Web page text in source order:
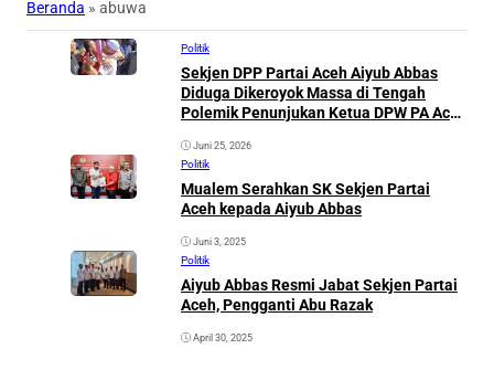
Beranda » abuwa
Politik
Sekjen DPP Partai Aceh Aiyub Abbas
Diduga Dikeroyok Massa di Tengah
Polemik Penunjukan Ketua DPW PA Aceh
Juni 25, 2026
Politik
Mualem Serahkan SK Sekjen Partai
Aceh kepada Aiyub Abbas
Juni 3, 2025
Politik
Aiyub Abbas Resmi Jabat Sekjen Partai
Aceh, Pengganti Abu Razak
April 30, 2025